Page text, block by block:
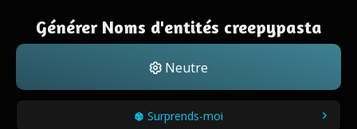
Générer Noms d'entités creepypasta
Neutre
Surprends-moi